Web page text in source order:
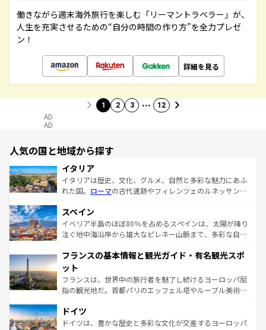
働きながら週末海外旅行を楽しむ「リーマントラベラー」が、
人生を充実させるための“自分の時間の作り方”を全力プレゼ
ン！
詳細を見る
1 2 3 … 12
AD
AD
人気の国と地域から探す
イタリア
イタリアは歴史、文化、グルメ、自然と多彩な魅力にあふ
れた国。 ローマの古代遺跡やフィレンツェのルネッサンス
ろん、トスカーナの美しい田園風景やアマルフィ海岸の絶
景など、自然景観も見逃せない。観光の合間には、本場の
ピザやパスタなど、絶品のイタリア料理を堪能することも
ませてくれるイタリアで、忘れられない旅をしてみよう！
なお、新着のイタリア情報は
しい。
スペイン
イベリア半島のほぼ80％を占めるスペインは、太陽が降り
注ぐ地中海沿岸から雄大なピレネー山脈まで、多彩な自然
文化が根付くこの国では、情熱的なフラメンコ、熱気あふ
れる闘牛、そして美味しいタパスが生活の一部となってい
る。首都マドリードの洗練された雰囲気や、バルセロナの
アートに溢れた街角から、地方では古代ローマ遺跡や中世
せる。地方によって風土や気候が異なるスペインはその個
性で訪れる人を魅了する。 なお、新着のスペイン情報は コ
フランスの基本情報と観光ガイド・有名観光スポ
ット
フランスは、世界中の旅行者を魅了し続けるヨーロッパ屈
指の観光地だ。首都パリのエッフェル塔やルーブル美術館
で、幅広い魅力が詰まっている。華麗な宮殿、歴史的な大
聖堂、美しいビーチ、そして豊かな自然が、訪れる者を心
ドイツ
ドイツは、豊かな歴史と多彩な文化が交差するヨーロッパ